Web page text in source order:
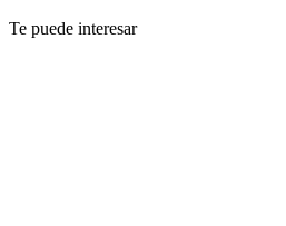
Te puede interesar